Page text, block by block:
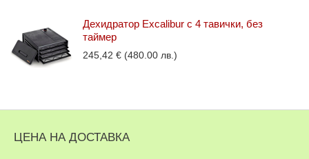
Дехидратор Excalibur с 4 тавички, без
таймер
245,42 € (480.00 лв.)
ЦЕНА НА ДОСТАВКА